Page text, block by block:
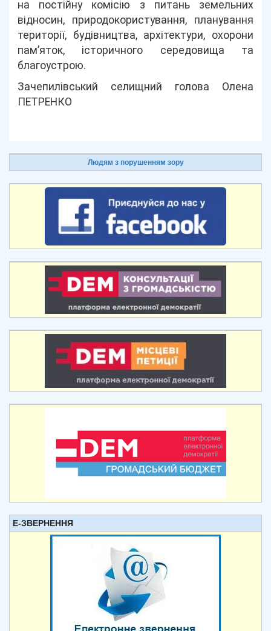
на постійну комісію з питань земельних
відносин, природокористування, планування
території, будівництва, архітектури, охорони
пам’яток, історичного середовища та
благоустрою.
Зачепилівський селищний голова Олена
ПЕТРЕНКО
Людям з порушенням зору
Е-ЗВЕРНЕННЯ